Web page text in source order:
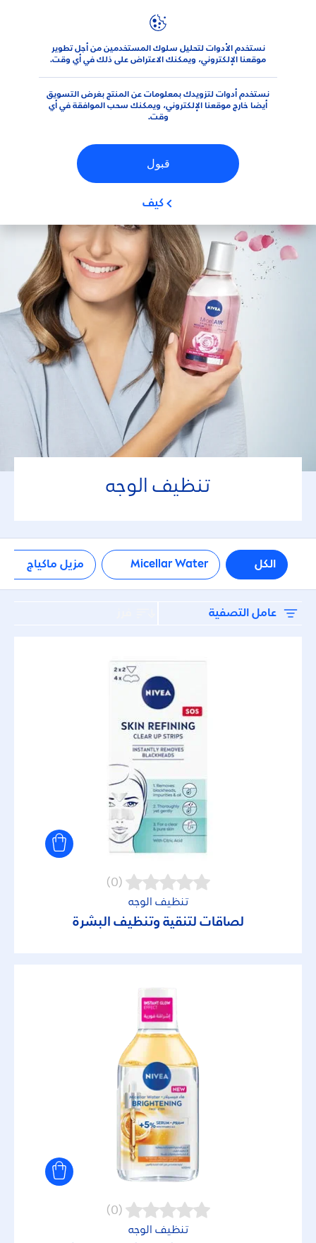
نستخدم الأدوات لتحليل سلوك المستخدمين من أجل تطوير
موقعنا الإلكتروني، ويمكنك الاعتراض على ذلك في أي وقت.
نستخدم أدوات لتزويدك بمعلومات عن المنتج بغرض التسويق
أيضا خارج موقعنا الإلكتروني، ويمكنك سحب الموافقة في أي
وقت.
قبول
كيف
المنتجات الوجه منتجات تَنْظِيف الوجه
تنظيف الوجه
الكل Micellar Water مزيل ماكياج
عامل التصفية
نوع البشرة
البشرة الحساسة
بشرة جافة
بشرة مُتَوَاَلِفَة
بشرة مجهدة ومتعبة
جميع أنواع البشرة
معزز للإشراق
لا توجد مكونات
Microplastics
عوامل التصفية المحددة
(0)
تنظيف الوجه
لصاقات لتنقية وتنظيف البشرة
(0)
تنظيف الوجه